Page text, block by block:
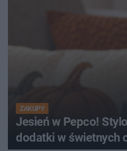
ZAKUPY
Jesień w Pepco!
dodatki w świetnych